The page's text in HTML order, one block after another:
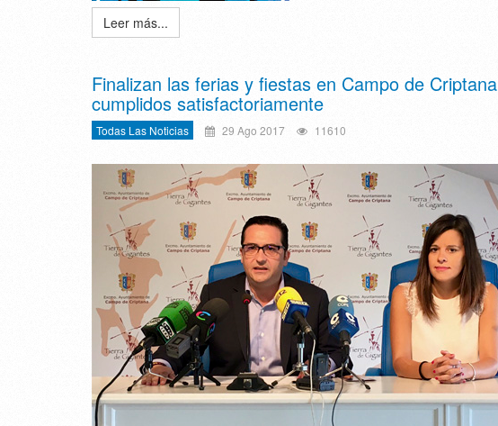
Leer más...
Finalizan las ferias y fiestas en Campo de
cumplidos satisfactoriamente
Todas Las Noticias 29 Ago 2017 11610